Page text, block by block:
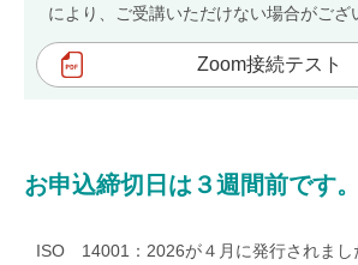
により、ご受講いただけない場合がござ
Zoom接続テスト
お申込締切日は３週間前です。
ISO 14001：2026が４月に発行されまし
総合認証機関JACO コーポレートサイト
社長ご挨拶
会社案内・刊行物